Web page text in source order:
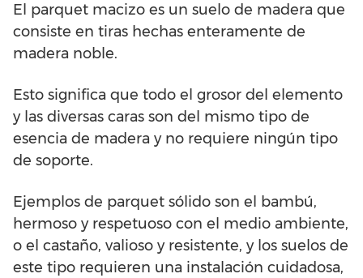
El parquet macizo es un suelo de madera que
consiste en tiras hechas enteramente de
madera noble.
Esto significa que todo el grosor del elemento
y las diversas caras son del mismo tipo de
esencia de madera y no requiere ningún tipo
de soporte.
Ejemplos de parquet sólido son el bambú,
hermoso y respetuoso con el medio ambiente,
o el castaño, valioso y resistente, y los suelos de
este tipo requieren una instalación cuidadosa,